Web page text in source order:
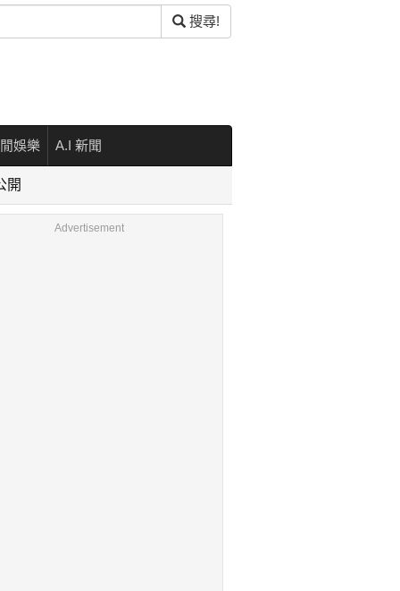
搜尋!
娛樂 A.I 新聞
開
Advertisement